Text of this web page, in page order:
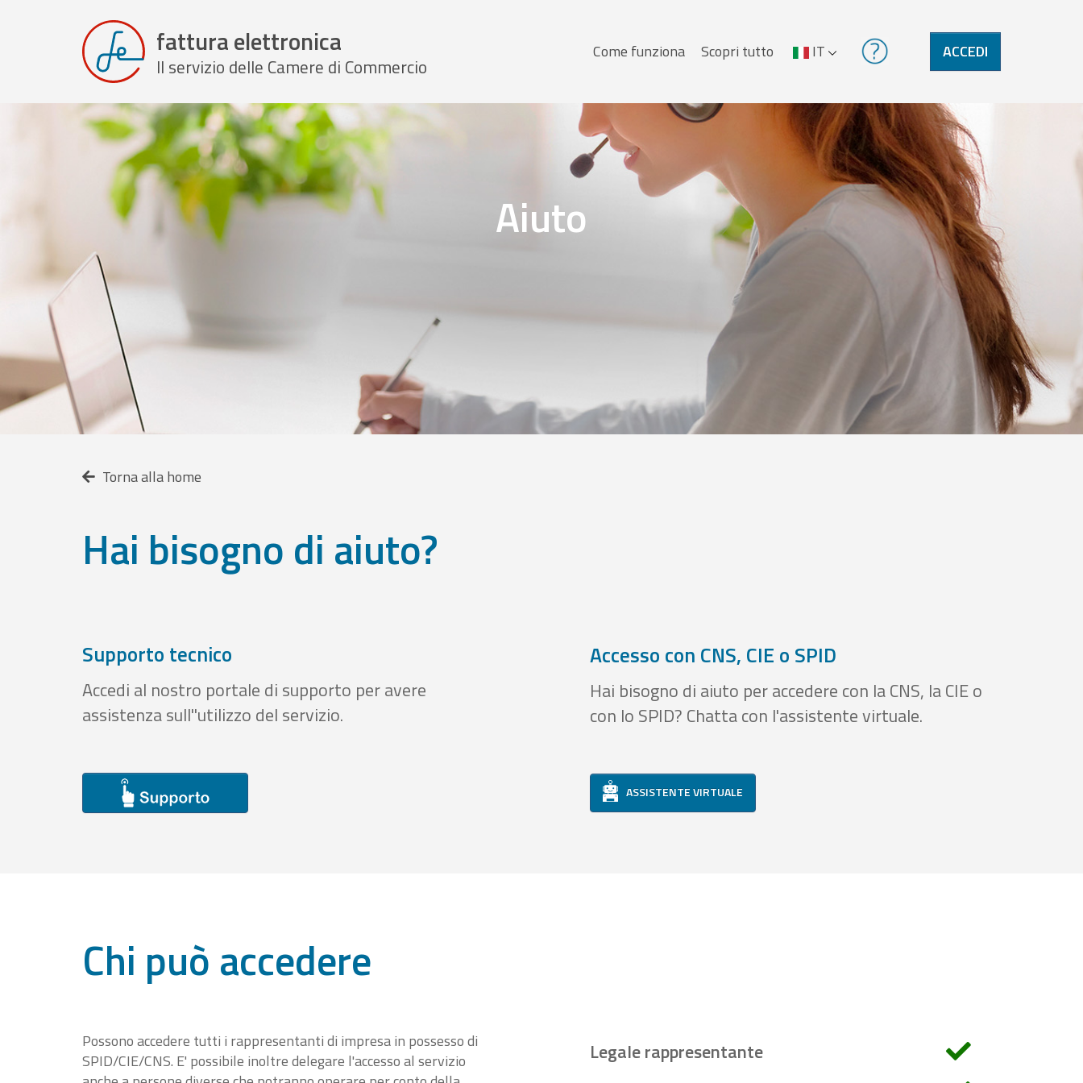
fattura elettronica
Il servizio delle Camere di Commercio Menu
Come funziona Scopri tutto IT ACCEDI
Aiuto
Torna alla home
Hai bisogno di aiuto?
Supporto tecnico
Accedi al nostro portale di supporto per avere
assistenza sull''utilizzo del servizio.
Accesso con CNS, CIE o SPID
Hai bisogno di aiuto per accedere con la CNS, la CIE o
con lo SPID? Chatta con l'assistente virtuale.
ASSISTENTE VIRTUALE
Chi può accedere
Possono accedere tutti i rappresentanti di impresa in possesso di
SPID/CIE/CNS. E' possibile inoltre delegare l'accesso al servizio
Legale rappresentante